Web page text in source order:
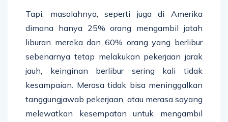
Tapi, masalahnya, seperti juga di Amerika
dimana hanya 25% orang mengambil jatah
liburan mereka dan 60% orang yang berlibur
sebenarnya tetap melakukan pekerjaan jarak
jauh, keinginan berlibur sering kali tidak
kesampaian. Merasa tidak bisa meninggalkan
tanggungjawab pekerjaan, atau merasa sayang
melewatkan kesempatan untuk mengambil